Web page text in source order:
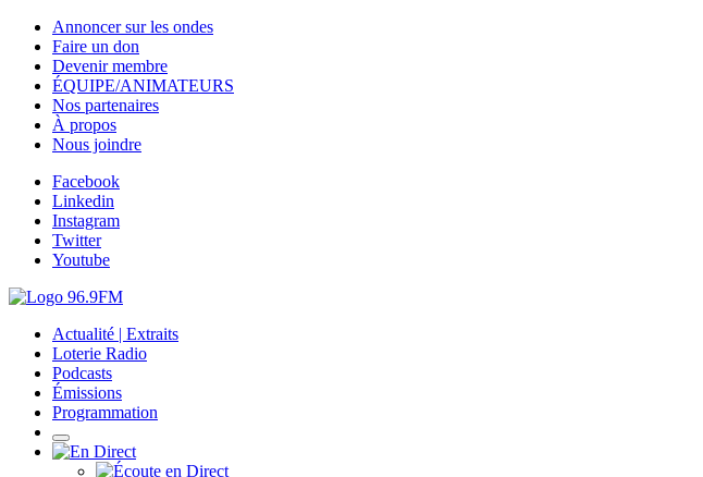
Annoncer sur les ondes
Faire un don
Devenir membre
ÉQUIPE/ANIMATEURS
Nos partenaires
À propos
Nous joindre
Facebook
Linkedin
Instagram
Twitter
Youtube
Actualité | Extraits
Loterie Radio
Podcasts
Émissions
Programmation